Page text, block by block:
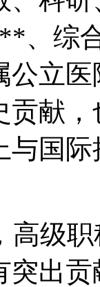
、综
公立
贡献
与国
高级
突出